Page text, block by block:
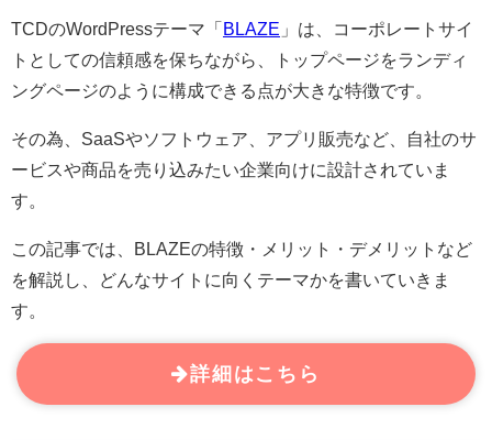
TCDのWordPressテーマ「 BLAZE 」は、コーポレートサイ
トとしての信頼感を保ちながら、トップページをランディ
ングページのように構成できる点が大きな特徴です。
その為、SaaSやソフトウェア、アプリ販売など、自社のサ
ービスや商品を売り込みたい企業向けに設計されていま
す。
この記事では、BLAZEの特徴・メリット・デメリットなど
を解説し、どんなサイトに向くテーマかを書いていきま
す。
詳細はこちら